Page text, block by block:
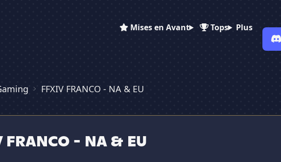
Mises en Avant Tops Plus
FFXIV FRANCO - NA & EU
FRANCO - NA & EU
Vote pourFFXIV FRANCO - NA...